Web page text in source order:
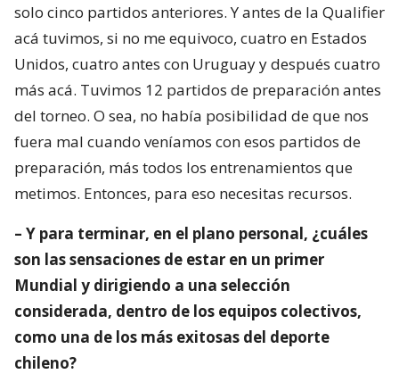
solo cinco partidos anteriores. Y antes de la Qualifier
acá tuvimos, si no me equivoco, cuatro en Estados
Unidos, cuatro antes con Uruguay y después cuatro
más acá. Tuvimos 12 partidos de preparación antes
del torneo. O sea, no había posibilidad de que nos
fuera mal cuando veníamos con esos partidos de
preparación, más todos los entrenamientos que
metimos. Entonces, para eso necesitas recursos.
– Y para terminar, en el plano personal, ¿cuáles
son las sensaciones de estar en un primer
Mundial y dirigiendo a una selección
considerada, dentro de los equipos colectivos,
como una de los más exitosas del deporte
chileno?